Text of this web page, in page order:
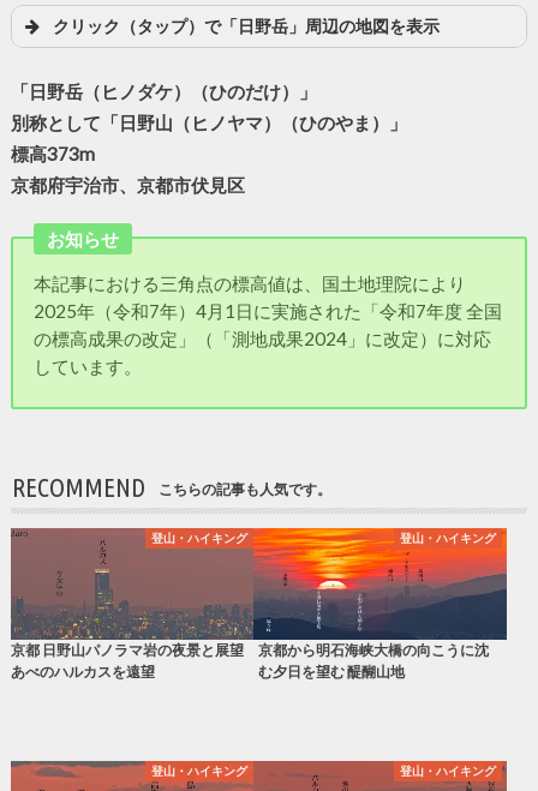
クリック（タップ）で「日野岳」周辺の地図を表示
「日野岳（ヒノダケ）（ひのだけ）」
別称として「日野山（ヒノヤマ）（ひのやま）」
標高373m
京都府宇治市、京都市伏見区
お知らせ
本記事における三角点の標高値は、国土地理院により
2025年（令和7年）4月1日に実施された「令和7年度 全国
の標高成果の改定」（「測地成果2024」に改定）に対応
しています。
RECOMMEND こちらの記事も人気です。
登山・ハイキング
京都 日野山パノラマ岩の夜景と展望
あべのハルカスを遠望
登山・ハイキング
京都から明石海峡大橋の向こうに沈
む夕日を望む 醍醐山地
登山・ハイキング 登山・ハイキング